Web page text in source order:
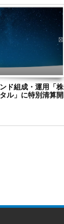
ド組成・運用「株
ル」に特別清算開